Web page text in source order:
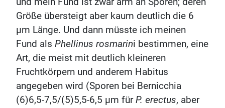
Größe übersteigt aber kaum deutlich die 6
µm Länge. Und dann müsste ich meinen
Fund als Phellinus rosmarini bestimmen, eine
Art, die meist mit deutlich kleineren
Fruchtkörpern und anderem Habitus
angegeben wird (Sporen bei Bernicchia
(6)6,5-7,5/(5)5,5-6,5 µm fürP. erectus, aber